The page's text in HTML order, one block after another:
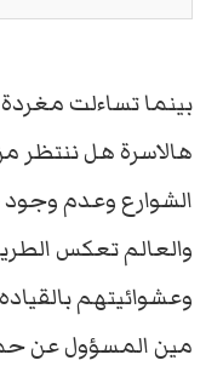
بينما تساءلت
هالاسرة هل ننتظر
الشوارع وعدم
والعالم تعكس
وعشوائيتهم
مين المسؤول عن